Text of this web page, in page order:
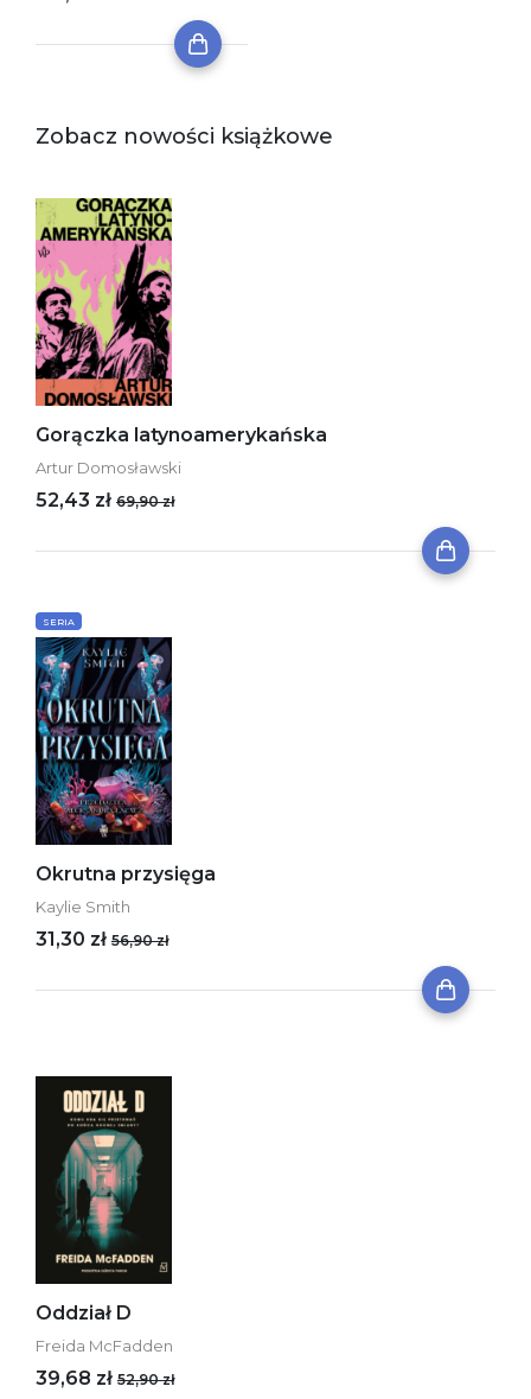
Zobacz nowości książkowe
Gorączka latynoamerykańska
Artur Domosławski
52,43 zł 69,90 zł
SERIA
Okrutna przysięga
Kaylie Smith
31,30 zł 56,90 zł
Oddział D
Freida McFadden
39,68 zł 52,90 zł